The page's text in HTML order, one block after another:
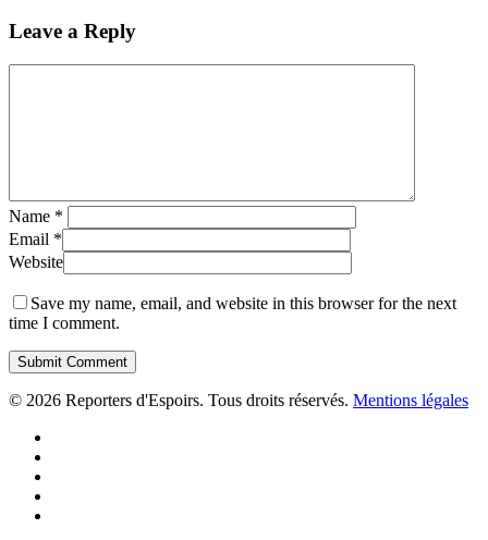
Leave a Reply
Name *
Email *
Website
Save my name, email, and website in this browser for the next
time I comment.
© 2026 Reporters d'Espoirs. Tous droits réservés. Mentions légales